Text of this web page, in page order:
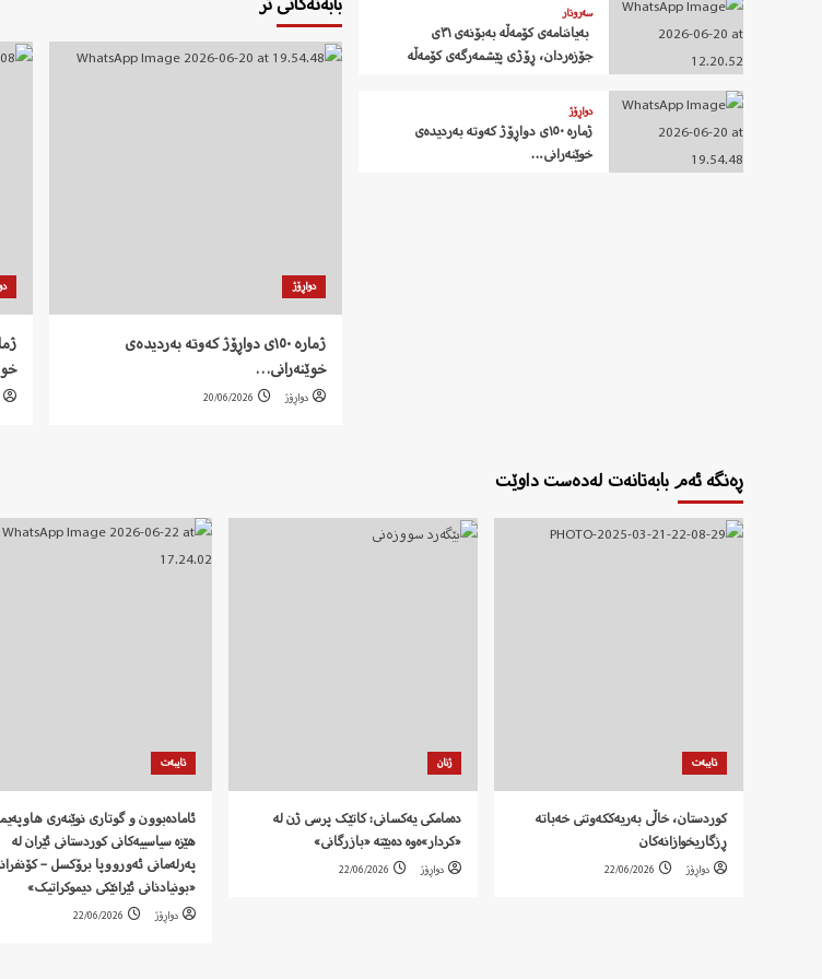
دواڕۆژ
ژمارە ١٥٠ی دواڕۆژ کەوتە بەردیدەی
خوێنەرانی…
دواڕۆژ 20/06/2026
سەروتار
‍ بەیاننامەی کۆمەڵە بەبۆنەی ٣١ی
جۆزەردان، ڕۆژی پێشمەرگەی کۆمەڵە
دواڕۆژ
ژمارە ١٥٠ی دواڕۆژ کەوتە بەردیدەی
خوێنەرانی…
ڕەنگە ئەم بابەتانەت لەدەست داوێت
تایبەت
کوردستان، خاڵی بەریەککەوتنی خەباتە
ڕزگاریخوازانەکان
دواڕۆژ 22/06/2026
ژنان
دەمامکی یەکسانی: کاتێک پرسی ژن لە
«کردار»ەوە دەبێتە «بازرگانی»
دواڕۆژ 22/06/2026
تایبەت
ئامادەبوون و گوتاری نوێنەری
هێزە سیاسییەکانی کوردستانی ئێران لە
پەرلەمانی ئەورووپا برۆکسل –
«بونیادنانی ئێرانێکی دیموکراتیک»
دواڕۆژ 22/06/2026